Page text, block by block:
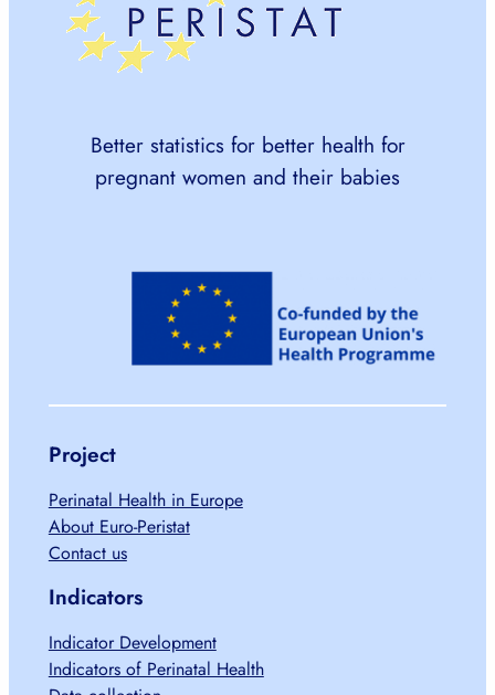
Better statistics for better health for
pregnant women and their babies
Project
Perinatal Health in Europe
About Euro-Peristat
Contact us
Indicators
Indicator Development
Indicators of Perinatal Health